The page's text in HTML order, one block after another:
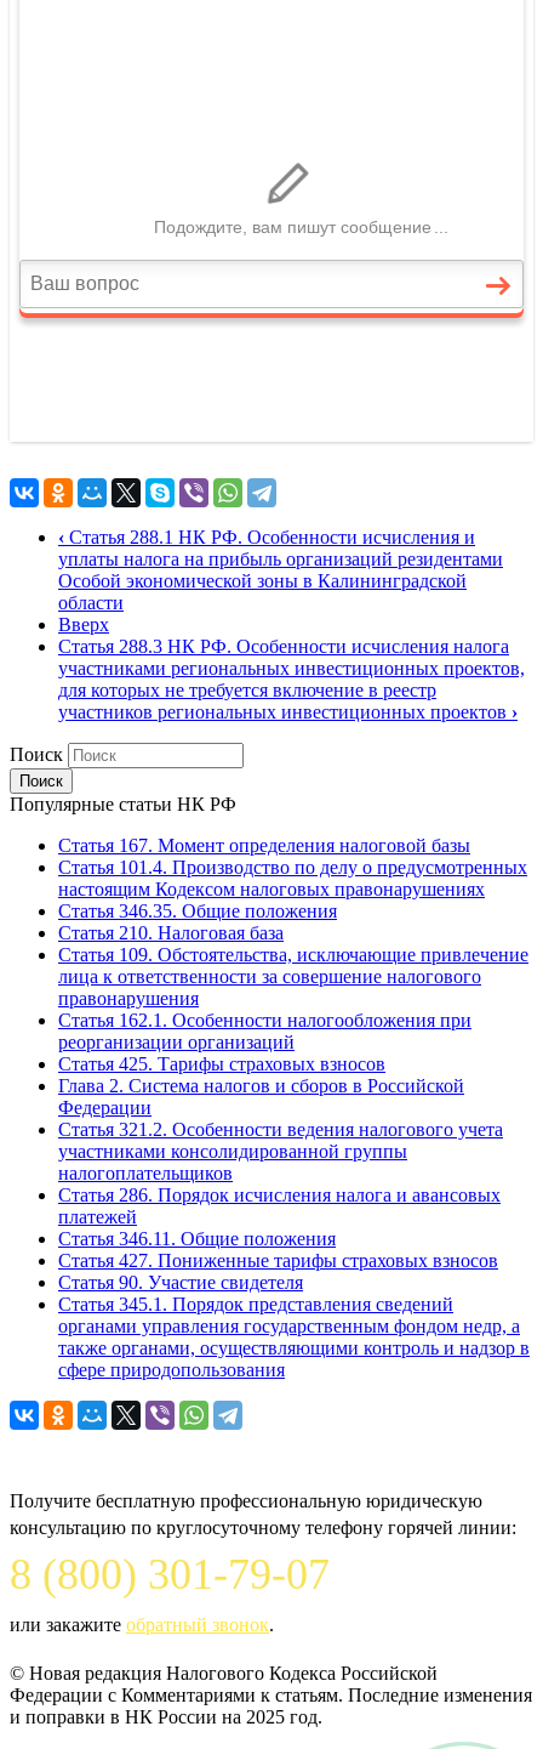
‹ Статья 288.1 НК РФ. Особенности исчисления и
уплаты налога на прибыль организаций резидентами
Особой экономической зоны в Калининградской
области
Вверх
Статья 288.3 НК РФ. Особенности исчисления налога
участниками региональных инвестиционных проектов,
для которых не требуется включение в реестр
участников региональных инвестиционных проектов ›
Поиск
Популярные статьи НК РФ
Статья 167. Момент определения налоговой базы
Статья 101.4. Производство по делу о предусмотренных
настоящим Кодексом налоговых правонарушениях
Статья 346.35. Общие положения
Статья 210. Налоговая база
Статья 109. Обстоятельства, исключающие привлечение
лица к ответственности за совершение налогового
правонарушения
Статья 162.1. Особенности налогообложения при
реорганизации организаций
Статья 425. Тарифы страховых взносов
Глава 2. Система налогов и сборов в Российской
Федерации
Статья 321.2. Особенности ведения налогового учета
участниками консолидированной группы
налогоплательщиков
Статья 286. Порядок исчисления налога и авансовых
платежей
Статья 346.11. Общие положения
Статья 427. Пониженные тарифы страховых взносов
Статья 90. Участие свидетеля
Статья 345.1. Порядок представления сведений
органами управления государственным фондом недр, а
также органами, осуществляющими контроль и надзор в
сфере природопользования
Получите бесплатную профессиональную юридическую
консультацию по круглосуточному телефону горячей линии:
8 (800) 301-79-07
или закажите обратный звонок.
© Новая редакция Налогового Кодекса Российской
Федерации c Комментариями к статьям. Последние изменения
и поправки в НК России на 2025 год.